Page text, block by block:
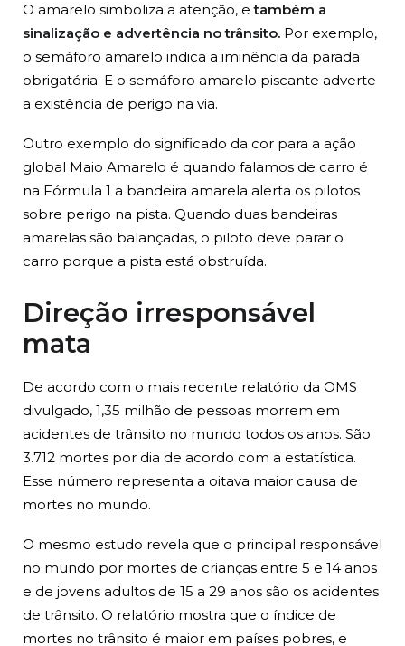
O amarelo simboliza a atenção, e também a
sinalização e advertência no trânsito. Por exemplo,
o semáforo amarelo indica a iminência da parada
obrigatória. E o semáforo amarelo piscante adverte
a existência de perigo na via.
Outro exemplo do significado da cor para a ação
global Maio Amarelo é quando falamos de carro é
na Fórmula 1 a bandeira amarela alerta os pilotos
sobre perigo na pista. Quando duas bandeiras
amarelas são balançadas, o piloto deve parar o
carro porque a pista está obstruída.
Direção irresponsável
mata
De acordo com o mais recente relatório da OMS
divulgado, 1,35 milhão de pessoas morrem em
acidentes de trânsito no mundo todos os anos. São
3.712 mortes por dia de acordo com a estatística.
Esse número representa a oitava maior causa de
mortes no mundo.
O mesmo estudo revela que o principal responsável
no mundo por mortes de crianças entre 5 e 14 anos
e de jovens adultos de 15 a 29 anos são os acidentes
de trânsito. O relatório mostra que o índice de
mortes no trânsito é maior em países pobres, e